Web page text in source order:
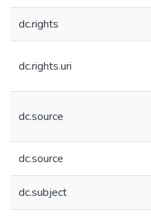
dc.rights
dc.rights.uri
dc.source
dc.source
dc.subject